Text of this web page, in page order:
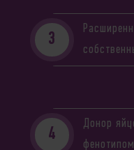
Донор
фенотипом